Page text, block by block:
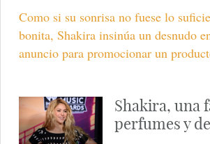
Como si su sonrisa no fuese lo
bonita, Shakira insinúa un desnudo
anuncio para promocionar un
Shakira, una
perfumes y